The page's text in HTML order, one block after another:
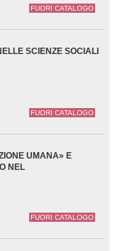
FUORI CATALOGO
SCIENZE SOCIALI
FUORI CATALOGO
UMANA» E
NEL
FUORI CATALOGO